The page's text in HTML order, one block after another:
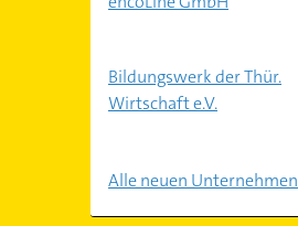
Bildungswerk der Thür.
Wirtschaft e.V.
Alle neuen Unternehmen